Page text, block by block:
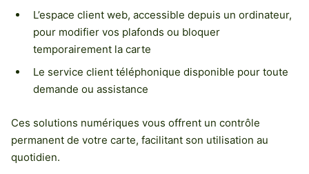
L’espace client web, accessible depuis un ordinateur,
pour modifier vos plafonds ou bloquer
temporairement la carte
Le service client téléphonique disponible pour toute
demande ou assistance
Ces solutions numériques vous offrent un contrôle
permanent de votre carte, facilitant son utilisation au
quotidien.